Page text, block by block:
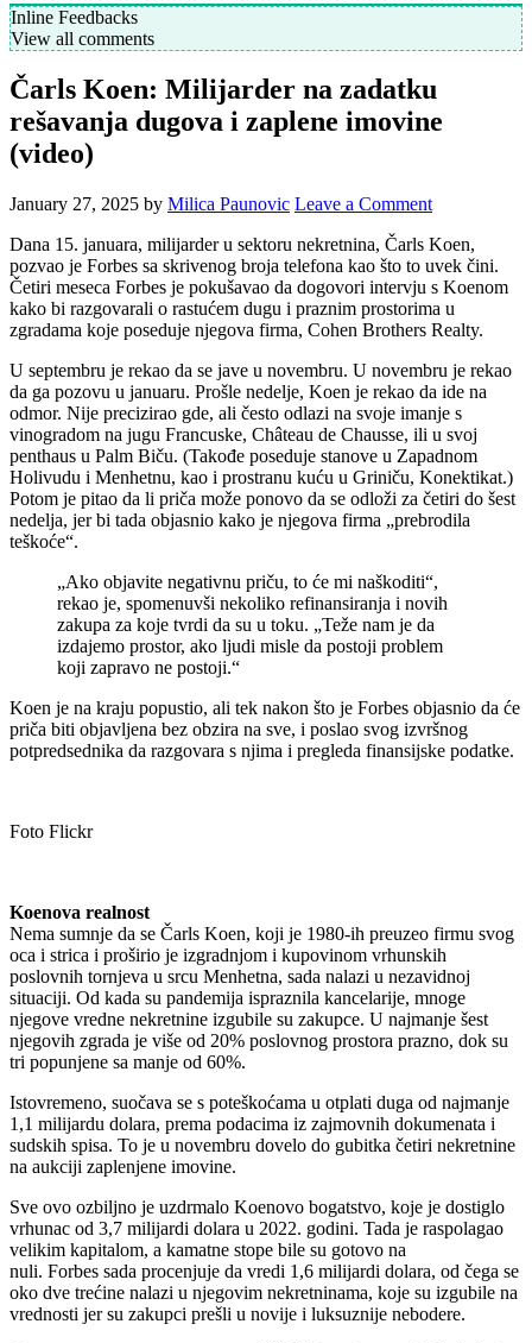
Inline Feedbacks
View all comments
Čarls Koen: Milijarder na zadatku
rešavanja dugova i zaplene imovine
(video)
January 27, 2025 by Milica Paunovic Leave a Comment
Dana 15. januara, milijarder u sektoru nekretnina, Čarls Koen,
pozvao je Forbes sa skrivenog broja telefona kao što to uvek čini.
Četiri meseca Forbes je pokušavao da dogovori intervju s Koenom
kako bi razgovarali o rastućem dugu i praznim prostorima u
zgradama koje poseduje njegova firma, Cohen Brothers Realty.
U septembru je rekao da se jave u novembru. U novembru je rekao
da ga pozovu u januaru. Prošle nedelje, Koen je rekao da ide na
odmor. Nije precizirao gde, ali često odlazi na svoje imanje s
vinogradom na jugu Francuske, Château de Chausse, ili u svoj
penthaus u Palm Biču. (Takođe poseduje stanove u Zapadnom
Holivudu i Menhetnu, kao i prostranu kuću u Griniču, Konektikat.)
Potom je pitao da li priča može ponovo da se odloži za četiri do šest
nedelja, jer bi tada objasnio kako je njegova firma „prebrodila
teškoće“.
„Ako objavite negativnu priču, to će mi naškoditi“,
rekao je, spomenuvši nekoliko refinansiranja i novih
zakupa za koje tvrdi da su u toku. „Teže nam je da
izdajemo prostor, ako ljudi misle da postoji problem
koji zapravo ne postoji.“
Koen je na kraju popustio, ali tek nakon što je Forbes objasnio da će
priča biti objavljena bez obzira na sve, i poslao svog izvršnog
potpredsednika da razgovara s njima i pregleda finansijske podatke.
Foto Flickr
Koenova realnost
Nema sumnje da se Čarls Koen, koji je 1980-ih preuzeo firmu svog
oca i strica i proširio je izgradnjom i kupovinom vrhunskih
poslovnih tornjeva u srcu Menhetna, sada nalazi u nezavidnoj
situaciji. Od kada su pandemija ispraznila kancelarije, mnoge
njegove vredne nekretnine izgubile su zakupce. U najmanje šest
njegovih zgrada je više od 20% poslovnog prostora prazno, dok su
tri popunjene sa manje od 60%.
Istovremeno, suočava se s poteškoćama u otplati duga od najmanje
1,1 milijardu dolara, prema podacima iz zajmovnih dokumenata i
sudskih spisa. To je u novembru dovelo do gubitka četiri nekretnine
na aukciji zaplenjene imovine.
Sve ovo ozbiljno je uzdrmalo Koenovo bogatstvo, koje je dostiglo
vrhunac od 3,7 milijardi dolara u 2022. godini. Tada je raspolagao
velikim kapitalom, a kamatne stope bile su gotovo na
nuli. Forbes sada procenjuje da vredi 1,6 milijardi dolara, od čega se
oko dve trećine nalazi u njegovim nekretninama, koje su izgubile na
vrednosti jer su zakupci prešli u novije i luksuznije nebodere.